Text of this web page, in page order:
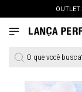
O que você busca?